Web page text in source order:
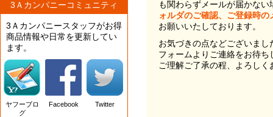
3Ａカンパニーコミュニティ
3Ａカンパニースタッフがお得
商品情報や日常を更新してい
ます。
ヤフーブロ
グ
Facebook Twitter
も関わらずメールが届かない
ォルダのご確認、ご登録時
お願いいたしております。
お気づきの点などございま
フォームよりご連絡をお待ち
ご理解ご了承の程、よろし